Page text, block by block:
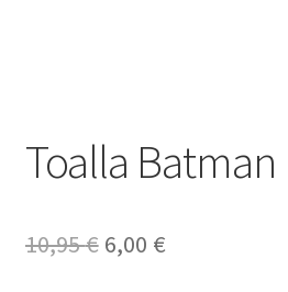
Toalla Batman
10,95€ El
6,00 €El